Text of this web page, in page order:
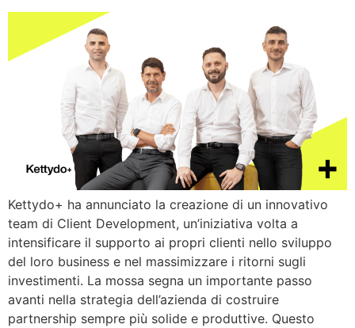
Kettydo+ ha annunciato la creazione di un innovativo
team di Client Development, un’iniziativa volta a
intensificare il supporto ai propri clienti nello sviluppo
del loro business e nel massimizzare i ritorni sugli
investimenti. La mossa segna un importante passo
avanti nella strategia dell’azienda di costruire
partnership sempre più solide e produttive. Questo